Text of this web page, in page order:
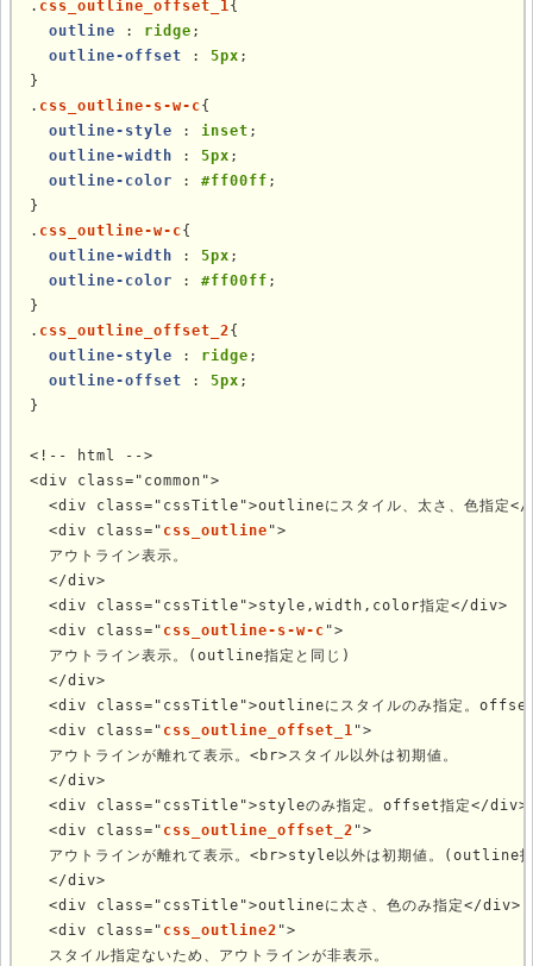
. css_outline_offset_1{
outline : ridge ;
outline-offset : 5px ;
}
. css_outline-s-w-c{
outline-style : inset ;
outline-width : 5px ;
outline-color : #ff00ff ;
}
. css_outline-w-c{
outline-width : 5px ;
outline-color : #ff00ff ;
}
. css_outline_offset_2{
outline-style : ridge ;
outline-offset : 5px ;
}
<!-- html -->
<div class="common">
<div class="cssTitle">outlineにスタイル、太さ、色指定
  <div class="
css_outline ">
  アウトライン表示。
  </div>
  <div class="cssTitle">style,width,color指定</div>
  <div class="
css_outline-s-w-c ">
  アウトライン表示。(outline指定と同じ)
  </div>
<div class="cssTitle">outlineにスタイルのみ指定。
  <div class="
css_outline_offset_1 ">
  アウトラインが離れて表示。<br>スタイル以外は初期値。
  </div>
  <div class="cssTitle">styleのみ指定。offset指定</div>
  <div class="
css_outline_offset_2 ">
アウトラインが離れて表示。<br>style以外は初期値。(outline
  </div>
  <div class="cssTitle">outlineに太さ、色のみ指定</div>
  <div class="
css_outline2 ">
  スタイル指定ないため、アウトラインが非表示。